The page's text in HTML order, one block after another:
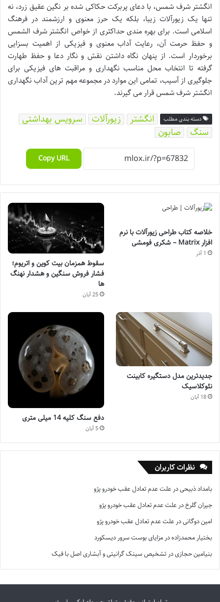
انگشتر شرف شمس، با دعای پربرکت حکاکی شده بر نگین عقیق زرد، نه
تنها یک زیورآلات زیبا، بلکه یک حرز معنوی و ارزشمند در فرهنگ
اسلامی است. برای بهره مندی حداکثری از خواص انگشتر شرف الشمس
و حفظ حرمت آن، رعایت آداب معنوی و فیزیکی از اهمیت بسزایی
برخوردار است. از پنهان نگاه داشتن نقش و نگار دعا و حفظ طهارت
گرفته تا انتخاب محل مناسب نگهداری و مراقبت های فیزیکی برای
جلوگیری از آسیب، تمامی این موارد در مجموعه مهم ترین آداب نگهداری
انگشتر شرف شمس قرار می گیرند.
دسته بندی مطلب انگشتر زیورآلات
سرویس بهداشتی
سنگ
صابون
Copy URL
خلاصه کتاب طراحی زیورآلات با نرم
افزار Matrix – شکری فومشی
1 آذر
سقوط همزمان بیت کوین و اتریوم؛
فشار فروش سنگین و هشدار نهنگ
ها
25 آبان
جدیدترین مدل دستگیره کابینت
نئوکلاسیک
18 آبان
دفع سنگ کلیه 14 میلی متری
5 آبان
نظرات کاربران
بامداد ذبیحیدر علت عدم تعادل عقب خودرو پژو
جیران گلرخدر علت عدم تعادل عقب خودرو پژو
امین دوگانیدر علت عدم تعادل عقب خودرو پژو
بختیار محمدزادهدر مزایای بوست سرور دیسکورد
بنیامین حجازیدر تشخیص سینک گرانیتی و آبشاری اصل با فیک